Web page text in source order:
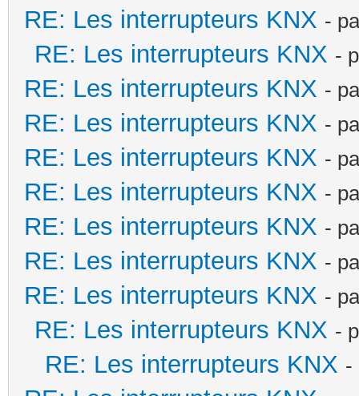
RE: Les interrupteurs KNX -
RE: Les interrupteurs KNX -
RE: Les interrupteurs KNX -
RE: Les interrupteurs KNX -
RE: Les interrupteurs KNX -
RE: Les interrupteurs KNX -
RE: Les interrupteurs KNX -
RE: Les interrupteurs KNX -
RE: Les interrupteurs KNX -
RE: Les interrupteurs KNX -
RE: Les interrupteurs KNX -